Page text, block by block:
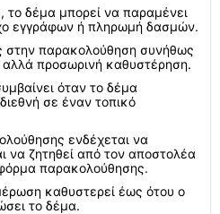
το δέμα μπορεί να παραμένει
εγγράφων ή πληρωμή δασμών.
στην παρακολούθηση συνήθως
αλλά προσωρινή καθυστέρηση.
όταν το δέμα
σε έναν τοπικό
ενδέχεται να
να ζητηθεί από τον αποστολέα
παρακολούθησης.
καθυστερεί έως ότου ο
το δέμα.